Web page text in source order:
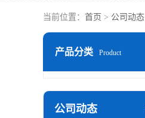
当前位置： 首页 > 公司动态
产品分类 Product
公司动态